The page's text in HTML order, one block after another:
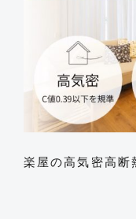
楽屋の高気密高断